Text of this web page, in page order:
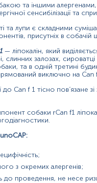
собаки, ліпокалін
та іншими алергенами,
сенсибілізації та
та лупи є складними
присутніх в собачій
— ліпокалін, який
залозах, сироватці
та в одній третині
виключно на Can
до Can f 1 тісно пов’язане
собаки rCan f1
з окремих алергенів;
проведення, не несе